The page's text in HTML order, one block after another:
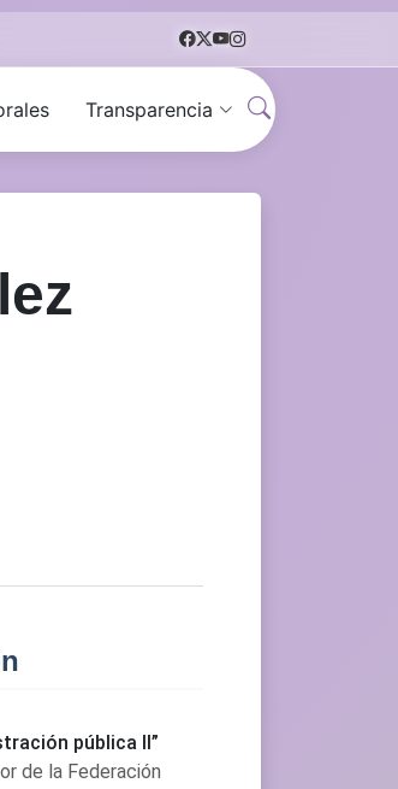
Transparencia
pública II”
de la Federación